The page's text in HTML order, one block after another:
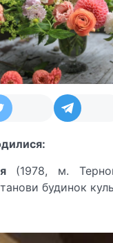
(1978, м.
будинок